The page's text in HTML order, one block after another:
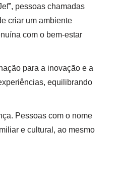
pessoas chamadas
criar um ambiente
com o bem-estar
para a inovação e a
equilibrando
Pessoas com o nome
e cultural, ao mesmo